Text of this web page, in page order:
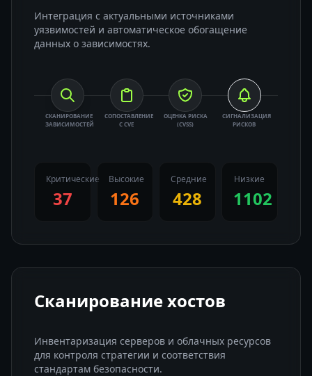
Интеграция с актуальными источниками
уязвимостей и автоматическое обогащение
данных о зависимостях.
СКАНИРОВАНИЕ
ЗАВИСИМОСТЕЙ
СОПОСТАВЛЕНИЕ
С CVE
ОЦЕНКА РИСКА
(CVSS)
СИГНАЛИЗАЦИЯ
РИСКОВ
Критические
37
Высокие
126
Средние
428
Низкие
1102
Сканирование хостов
Инвентаризация серверов и облачных ресурсов
для контроля стратегии и соответствия
стандартам безопасности.